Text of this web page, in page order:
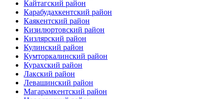
Кайтагский район
Карабудахкентский район
Каякентский район
Кизилюртовский район
Кизлярский район
Кулинский район
Кумторкалинский район
Курахский район
Лакский район
Левашинский район
Магарамкентский район